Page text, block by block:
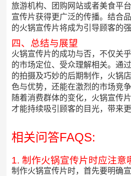
旅游机构、团购网站或者美食平
宣传片获得更广泛的传播。结合
的火锅宣传片将成为引导顾客的强
四、总结与展望
火锅宣传片的成功与否，不仅关
的市场定位、受众理解相关。通
的拍摄及巧妙的后期制作，火锅
色与优势，还能在激烈的市场竞
随着消费群体的变化，火锅宣传
才能持续吸引顾客的目光，带来
相关问答FAQS:
1. 制作火锅宣传片时应注意
制作火锅宣传片时，首先要明确